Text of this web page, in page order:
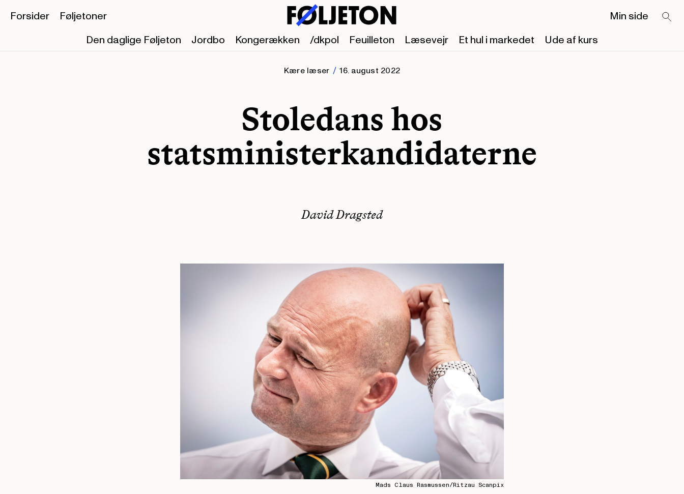
Forsider
Føljetoner
Den daglige Føljeton
Jordbo Kongerækken /dkpol Feuilleton Læsevejr Et hul i markedet Ude af kurs
Min side
Kære læser 16. august 2022
Stoledans hos
statsministerkandidaterne
David Dragsted
Mads Claus Rasmussen/Ritzau Scanpix